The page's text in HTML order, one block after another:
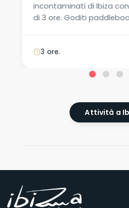
incontaminati di Ibiza
di 3 ore. Goditi
3 ore.
Attività a